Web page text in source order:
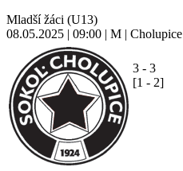
Mladší žáci (U13)
08.05.2025 | 09:00 | M | Cholupice
3 - 3
[1 - 2]